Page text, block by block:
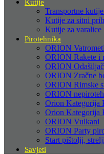
Kutije
Transportne
Kutije za sitni
Kutije za varalice
Pirotehnika
ORION Vatrometi
ORION Rakete i
ORION
ORION Zračne
ORION Rimske
ORION
Orion Kategorija
Orion Kategorija
ORION Vulkani
ORION Party
Start pištolji,
Savjeti